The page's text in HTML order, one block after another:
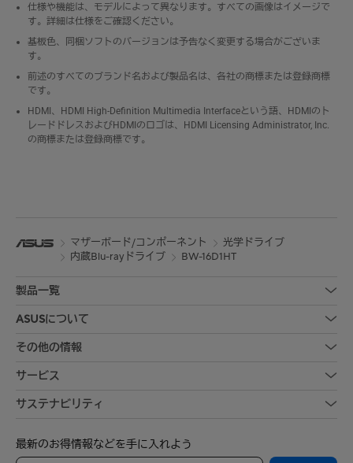
仕様や機能は、モデルによって異なります。すべての画像はイメージで
す。詳細は仕様をご確認ください。
基板色、同梱ソフトのバージョンは予告なく変更する場合がございま
す。
前述のすべてのブランド名および製品名は、各社の商標または登録商標
です。
HDMI、HDMI High-Definition Multimedia Interfaceという語、HDMIのト
レードドレスおよびHDMIのロゴは、HDMI Licensing Administrator, Inc.
の商標または登録商標です。
マザーボード/コンポーネント
光学ドライブ
内蔵Blu-rayドライブ
BW-16D1HT
製品一覧
ASUSについて
その他の情報
サービス
サステナビリティ
最新のお得情報などを手に入れよう